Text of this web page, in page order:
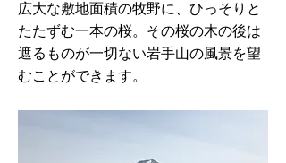
広大な敷地面積の牧野に、ひっそりと
たたずむ一本の桜。その桜の木の後は
遮るものが一切ない岩手山の風景を望
むことができます。